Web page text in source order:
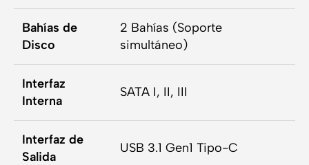
Bahías de
Disco
2 Bahías (Soporte
simultáneo)
Interfaz
Interna
SATA I, II, III
Interfaz de
Salida
USB 3.1 Gen1 Tipo-C